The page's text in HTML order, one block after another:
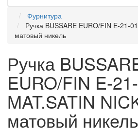
Фурнитура
Ручка BUSSARE EURO/FIN E-21-
матовый никель
Ручка
EURO/FIN E-
MAT.SATIN
матовый никель